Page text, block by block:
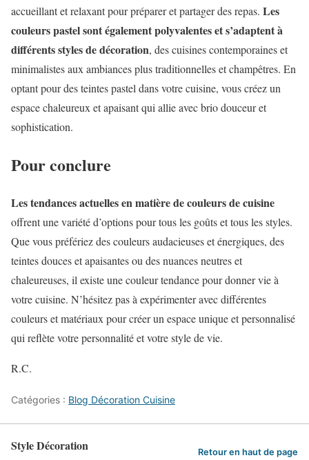
accueillant et relaxant pour préparer et partager des repas. Les
couleurs pastel sont également polyvalentes et s’adaptent à
différents styles de décoration, des cuisines contemporaines et
minimalistes aux ambiances plus traditionnelles et champêtres. En
optant pour des teintes pastel dans votre cuisine, vous créez un
espace chaleureux et apaisant qui allie avec brio douceur et
sophistication.
Pour conclure
Les tendances actuelles en matière de couleurs de cuisine
offrent une variété d’options pour tous les goûts et tous les styles.
Que vous préfériez des couleurs audacieuses et énergiques, des
teintes douces et apaisantes ou des nuances neutres et
chaleureuses, il existe une couleur tendance pour donner vie à
votre cuisine. N’hésitez pas à expérimenter avec différentes
couleurs et matériaux pour créer un espace unique et personnalisé
qui reflète votre personnalité et votre style de vie.
R.C.
Catégories : Blog Décoration Cuisine
Style Décoration Retour en haut de page